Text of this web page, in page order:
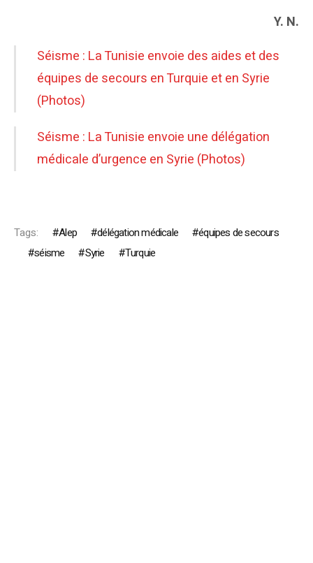
Y. N.
Séisme : La Tunisie envoie des aides et des
équipes de secours en Turquie et en Syrie
(Photos)
Séisme : La Tunisie envoie une délégation
médicale d’urgence en Syrie (Photos)
Tags: Alep délégation médicale
équipes de secours
séisme
Syrie Turquie